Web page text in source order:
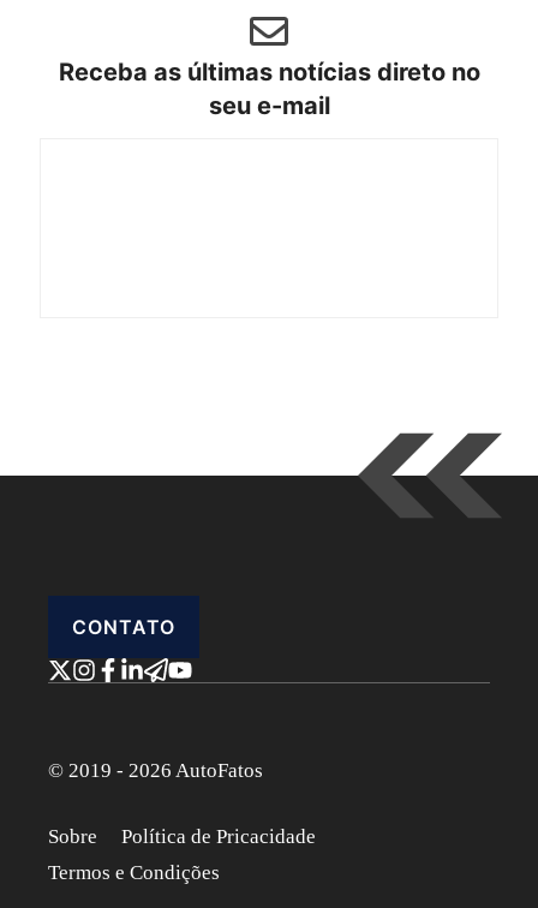
Receba as últimas notícias direto no
seu e-mail
CONTATO
© 2019 - 2026 AutoFatos
Sobre
Política de Pricacidade
Termos e Condições